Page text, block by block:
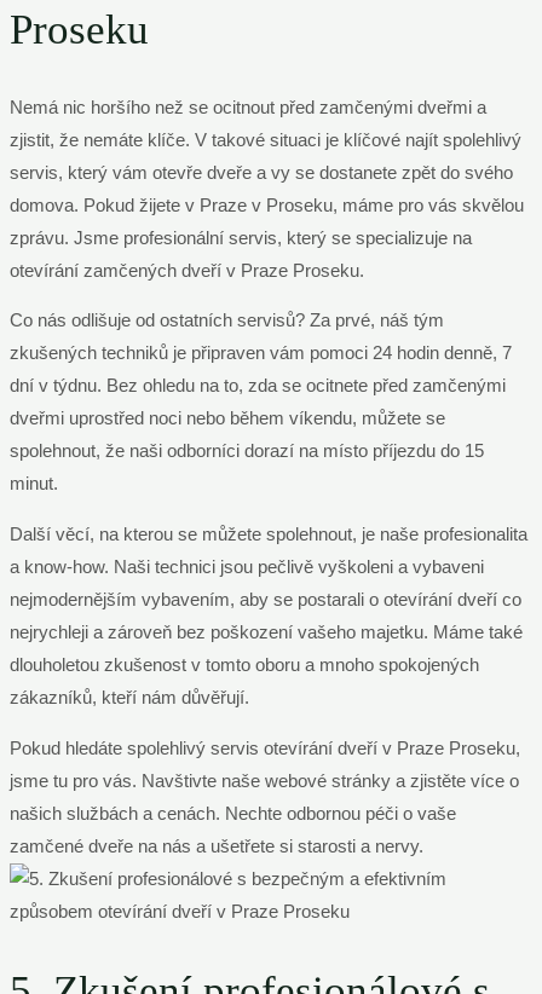
Proseku
Nemá nic horšího než se ocitnout před zamčenými dveřmi a
zjistit, že nemáte klíče. V takové situaci je klíčové najít spolehlivý
servis, který vám otevře dveře a vy se dostanete zpět do svého
domova. Pokud žijete v Praze v Proseku, máme pro vás skvělou
zprávu. Jsme profesionální servis, který se specializuje na
otevírání zamčených dveří v Praze Proseku.
Co nás odlišuje od ostatních servisů? Za prvé, náš tým
zkušených techniků je připraven vám pomoci 24 hodin denně, 7
dní v týdnu. Bez ohledu na to, zda se ocitnete před zamčenými
dveřmi uprostřed noci nebo během víkendu, můžete se
spolehnout, že naši odborníci dorazí na místo příjezdu do 15
minut.
Další věcí, na kterou se můžete spolehnout, je naše profesionalita
a know-how. Naši technici jsou pečlivě vyškoleni a vybaveni
nejmodernějším vybavením, aby se postarali o otevírání dveří co
nejrychleji a zároveň bez poškození vašeho majetku. Máme také
dlouholetou zkušenost v tomto oboru a mnoho spokojených
zákazníků, kteří nám důvěřují.
Pokud hledáte spolehlivý servis otevírání dveří v Praze Proseku,
jsme tu pro vás. Navštivte naše webové stránky a zjistěte více o
našich službách a cenách. Nechte odbornou péči o vaše
zamčené dveře na nás a ušetřete si starosti a nervy.